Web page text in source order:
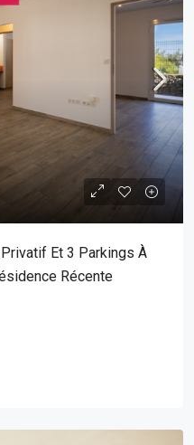
Et 3 Parkings À
Récente